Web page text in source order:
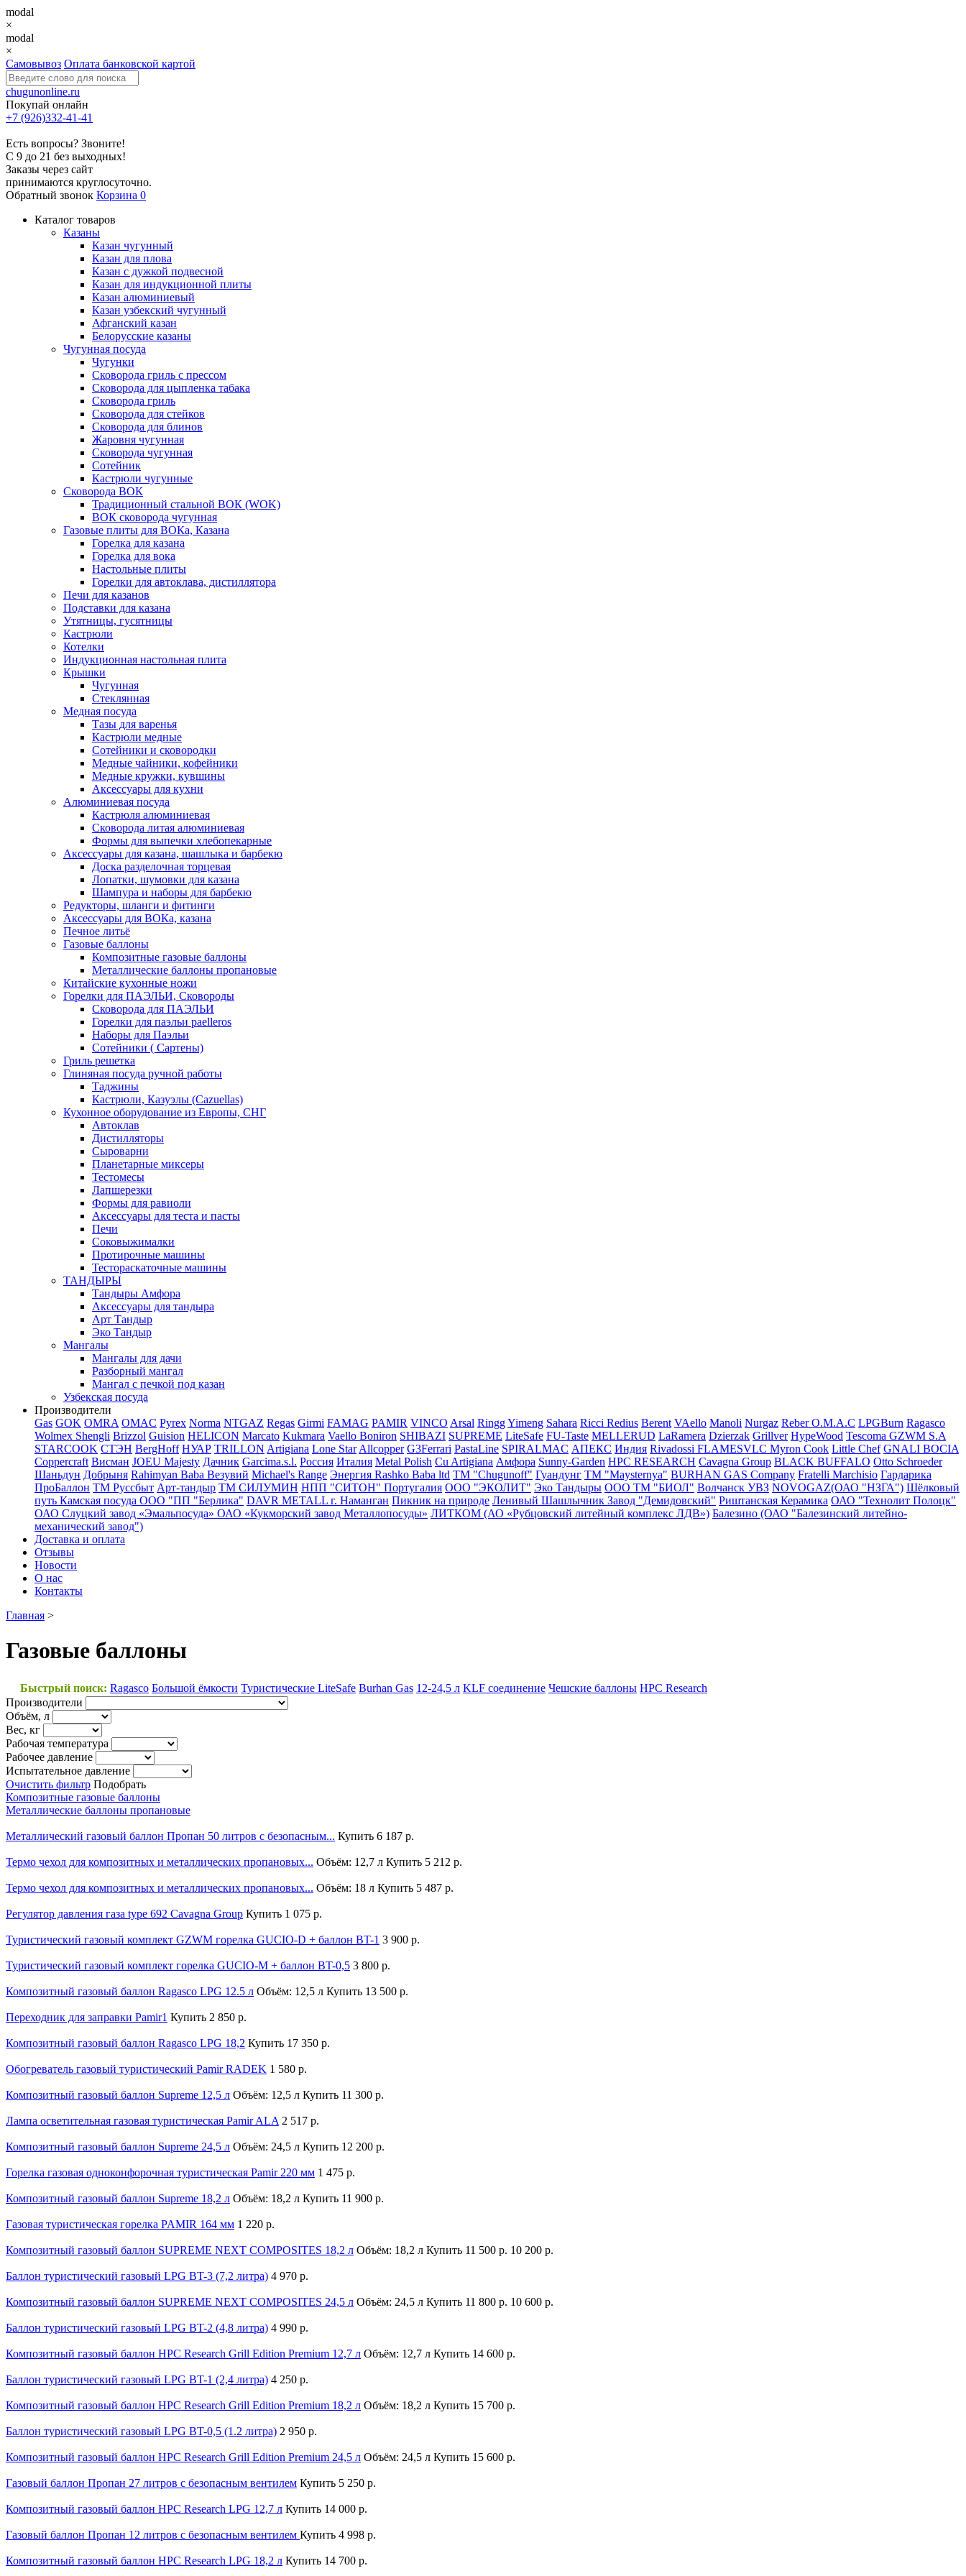
modal
×
modal
×
Самовывоз Оплата банковской картой
chugunonline.ru
Покупай онлайн
+7 (926)332-41-41
Есть вопросы? Звоните!
С 9 до 21 без выходных!
Заказы через сайт
принимаются круглосуточно.
Обратный звонок Корзина 0
Каталог товаров
Казаны
Казан чугунный
Казан для плова
Казан с дужкой подвесной
Казан для индукционной плиты
Казан алюминиевый
Казан узбекский чугунный
Афганский казан
Белорусские казаны
Чугунная посуда
Чугунки
Сковорода гриль с прессом
Сковорода для цыпленка табака
Сковорода гриль
Сковорода для стейков
Сковорода для блинов
Жаровня чугунная
Сковорода чугунная
Сотейник
Кастрюли чугунные
Сковорода ВОК
Традиционный стальной ВОК (WOK)
ВОК сковорода чугунная
Газовые плиты для ВОКа, Казана
Горелка для казана
Горелка для вока
Настольные плиты
Горелки для автоклава, дистиллятора
Печи для казанов
Подставки для казана
Утятницы, гусятницы
Кастрюли
Котелки
Индукционная настольная плита
Крышки
Чугунная
Стеклянная
Медная посуда
Тазы для варенья
Кастрюли медные
Сотейники и сковородки
Медные чайники, кофейники
Медные кружки, кувшины
Аксессуары для кухни
Алюминиевая посуда
Кастрюля алюминиевая
Сковорода литая алюминиевая
Формы для выпечки хлебопекарные
Аксессуары для казана, шашлыка и барбекю
Доска разделочная торцевая
Лопатки, шумовки для казана
Шампура и наборы для барбекю
Редукторы, шланги и фитинги
Аксессуары для ВОКа, казана
Печное литьё
Газовые баллоны
Композитные газовые баллоны
Металлические баллоны пропановые
Китайские кухонные ножи
Горелки для ПАЭЛЬИ, Сковороды
Сковорода для ПАЭЛЬИ
Горелки для паэльи paelleros
Наборы для Паэльи
Сотейники ( Сартены)
Гриль решетка
Глиняная посуда ручной работы
Таджины
Кастрюли, Казуэлы (Cazuellas)
Кухонное оборудование из Европы, СНГ
Автоклав
Дистилляторы
Сыроварни
Планетарные миксеры
Тестомесы
Лапшерезки
Формы для равиоли
Аксессуары для теста и пасты
Печи
Соковыжималки
Протирочные машины
Тестораскаточные машины
ТАНДЫРЫ
Тандыры Амфора
Аксессуары для тандыра
Арт Тандыр
Эко Тандыр
Мангалы
Мангалы для дачи
Разборный мангал
Мангал с печкой под казан
Узбекская посуда
Производители
Gas GOK OMRA OMAC Pyrex Norma NTGAZ Regas Girmi FAMAG PAMIR VINCO Arsal RinggYimeng Sahara Ricci Redius Berent VAello Manoli Nurgaz ReberO.M.A.C LPGBurn Ragasco
Wolmex Shengli Brizzol Guision HELICON Marcato Kukmara Vaello Boniron SHIBAZI SUPREME LiteSafe FU-Taste MELLERUD LaRamera Dzierzak Grillver HypeWood Tescoma GZWM S.A
STARCOOK СТЭН BergHoff НУАР TRILLON Artigiana Lone Star Allcopper G3Ferrari PastaLine SPIRALMAC АПЕКС Индия Rivadossi FLAMESVLC Myron Cook Little Chef GNALI BOCIA
Coppercraft Висман JOEU Majesty Дачник Garcima.s.l. Россия Италия Metal Polish Cu Artigiana Амфора Sunny-Garden HPC RESEARCH Cavagna Group BLACK BUFFALO Otto Schroeder
Шаньдун Добрыня Rahimyan Baba Везувий Michael's Range Энергия Rashko Baba ltd ТМ "Chugunoff" Гуандунг ТМ "Maysternya" BURHAN GAS Company Fratelli Marchisio Гардарика
ПроБаллон ТМ Руссбыт Арт-тандыр ТМ СИЛУМИН НПП "СИТОН" Португалия ООО "ЭКОЛИТ" Эко Тандыры ООО ТМ "БИОЛ" Волчанск УВЗ NOVOGAZ(ОАО "НЗГА") Шёлковый
путь Камская посуда ООО "ПП "Берлика" DAVR METALL г. Наманган Пикник на природе Ленивый Шашлычник Завод "Демидовский" Риштанская Керамика ОАО "Технолит Полоцк"
ОАО Слуцкий завод «Эмальпосуда» ОАО «Кукморский завод Металлопосуды» ЛИТКОМ (АО «Рубцовский литейный комплекс ЛДВ») Балезино (ОАО "Балезинский литейно-
механический завод")
Доставка и оплата
Отзывы
Новости
О нас
Контакты
Главная >
Газовые баллоны
Быстрый поиск: Ragasco Большой ёмкости Туристические LiteSafe Burhan Gas 12-24,5 л KLF соединение Чешские баллоны HPC Research
Производители
Объём, л
Вес, кг
Рабочая температура
Рабочее давление
Испытательное давление
Очистить фильтр Подобрать
Композитные газовые баллоны
Металлические баллоны пропановые
Металлический газовый баллон Пропан 50 литров с безопасным... Купить 6 187 р.
Термо чехол для композитных и металлических пропановых... Объём: 12,7 л Купить 5 212 р.
Термо чехол для композитных и металлических пропановых... Объём: 18 л Купить 5 487 р.
Регулятор давления газа type 692 Cavagna Group Купить 1 075 р.
Туристический газовый комплект GZWM горелка GUCIO-D + баллон BT-1 3 900 р.
Туристический газовый комплект горелка GUCIO-M + баллон BT-0,5 3 800 р.
Композитный газовый баллон Ragasco LPG 12.5 л Объём: 12,5 л Купить 13 500 р.
Переходник для заправки Pamir1 Купить 2 850 р.
Композитный газовый баллон Ragasco LPG 18,2 Купить 17 350 р.
Обогреватель газовый туристический Pamir RADEK 1 580 р.
Композитный газовый баллон Supreme 12,5 л Объём: 12,5 л Купить 11 300 р.
Лампа осветительная газовая туристическая Pamir ALA 2 517 р.
Композитный газовый баллон Supreme 24,5 л Объём: 24,5 л Купить 12 200 р.
Горелка газовая одноконфорочная туристическая Pamir 220 мм 1 475 р.
Композитный газовый баллон Supreme 18,2 л Объём: 18,2 л Купить 11 900 р.
Газовая туристическая горелка PAMIR 164 мм 1 220 р.
Композитный газовый баллон SUPREME NEXT COMPOSITES 18,2 л Объём: 18,2 л Купить 11 500 р. 10 200 р.
Баллон туристический газовый LPG BT-3 (7,2 литра) 4 970 р.
Композитный газовый баллон SUPREME NEXT COMPOSITES 24,5 л Объём: 24,5 л Купить 11 800 р. 10 600 р.
Баллон туристический газовый LPG BT-2 (4,8 литра) 4 990 р.
Композитный газовый баллон HPC Research Grill Edition Premium 12,7 л Объём: 12,7 л Купить 14 600 р.
Баллон туристический газовый LPG BT-1 (2,4 литра) 4 250 р.
Композитный газовый баллон HPC Research Grill Edition Premium 18,2 л Объём: 18,2 л Купить 15 700 р.
Баллон туристический газовый LPG BT-0,5 (1.2 литра) 2 950 р.
Композитный газовый баллон HPC Research Grill Edition Premium 24,5 л Объём: 24,5 л Купить 15 600 р.
Газовый баллон Пропан 27 литров c безопасным вентилем Купить 5 250 р.
Композитный газовый баллон HPC Research LPG 12,7 л Купить 14 000 р.
Газовый баллон Пропан 12 литров c безопасным вентилем Купить 4 998 р.
Композитный газовый баллон HPC Research LPG 18,2 л Купить 14 700 р.